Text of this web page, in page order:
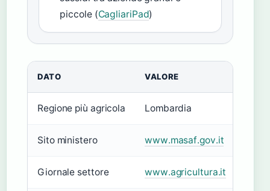
piccole (CagliariPad)
DATO VALORE
Regione più agricola Lombardia
Sito ministero www.masaf.gov.it
Giornale settore www.agricultura.it